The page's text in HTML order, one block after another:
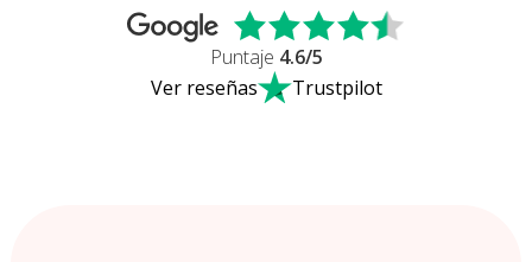
Puntaje 4.6/5
Ver reseñas
Trustpilot